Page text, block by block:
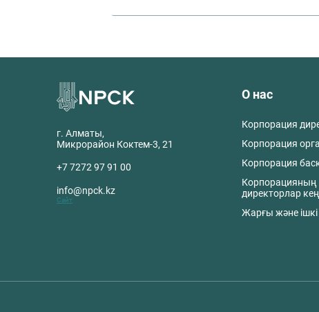
г. Алматы,
Микрорайон Коктем-3, 21
+7 7272 97 91 00
info@npck.kz
Сайт
О нас
Корпорация
Корпорация
Корпорация
Корпорацияның
директорлар
Жарғы және